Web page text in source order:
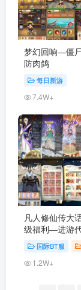
梦幻回响—僵
防肉鸽
每日新游
7.4W+
凡人修仙传大
级福利—进游
源豪礼
国际BT服
1.2W+